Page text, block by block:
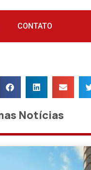
CONTATO
Notícias